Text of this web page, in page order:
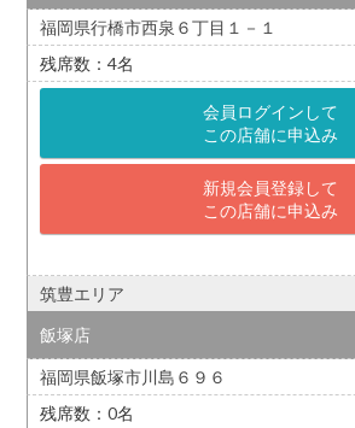
福岡県行橋市西泉６丁目１－１
4
会員ログインして
この店舗に申込み
新規会員登録して
この店舗に申込み
筑豊エリア
飯塚店
福岡県飯塚市川島６９６
0